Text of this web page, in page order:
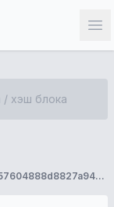
1c825e9bb1cf5c12411df41206d044416daa9609357604888d8827a949768dc7